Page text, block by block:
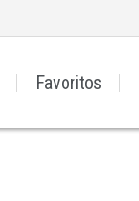
Favoritos